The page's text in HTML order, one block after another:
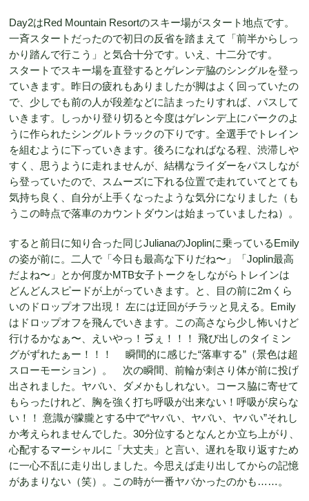
Day2はRed Mountain Resortのスキー場がスタート地点です。
一斉スタートだったので初日の反省を踏まえて「前半からしっ
かり踏んで行こう」と気合十分です。いえ、十二分です。
スタートでスキー場を直登するとゲレンデ脇のシングルを登っ
ていきます。昨日の疲れもありましたが脚はよく回っていたの
で、少しでも前の人が段差などに詰まったりすれば、パスして
いきます。しっかり登り切ると今度はゲレンデ上にパークのよ
うに作られたシングルトラックの下りです。全選手でトレイン
を組むように下っていきます。後ろになればなる程、渋滞しや
すく、思うように走れませんが、結構なライダーをパスしなが
ら登っていたので、スムーズに下れる位置で走れていてとても
気持ち良く、自分が上手くなったような気分になりました（も
うこの時点で落車のカウントダウンは始まっていましたね）。
すると前日に知り合った同じJulianaのJoplinに乗っているEmily
の姿が前に。二人で「今日も最高な下りだね〜」「Joplin最高
だよね〜」とか何度かMTB女子トークをしながらトレインは
どんどんスピードが上がっていきます。と、目の前に2mくら
いのドロップオフ出現！ 左には迂回がチラッと見える。Emily
はドロップオフを飛んでいきます。この高さなら少し怖いけど
行けるかなぁ〜、えいやっ！ゔぇ！！！ 飛び出しのタイミン
グがずれたぁー！！！ 瞬間的に感じた“落車する”（景色は超
スローモーション）。 次の瞬間、前輪が刺さり体が前に投げ
出されました。ヤバい、ダメかもしれない。コース脇に寄せて
もらったけれど、胸を強く打ち呼吸が出来ない！呼吸が戻らな
い！！ 意識が朦朧とする中で“ヤバい、ヤバい、ヤバい”それし
か考えられませんでした。30分位するとなんとか立ち上がり、
心配するマーシャルに「大丈夫」と言い、遅れを取り返すため
に一心不乱に走り出しました。今思えば走り出してからの記憶
があまりない（笑）。この時が一番ヤバかったのかも……。